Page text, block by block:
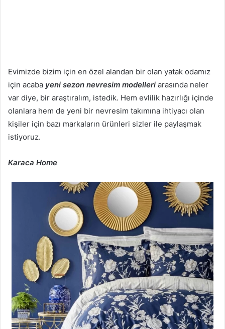
Evimizde bizim için en özel alandan bir olan yatak odamız
için acaba yeni sezon nevresim modelleri arasında neler
var diye, bir araştıralım, istedik. Hem evlilik hazırlığı içinde
olanlara hem de yeni bir nevresim takımına ihtiyacı olan
kişiler için bazı markaların ürünleri sizler ile paylaşmak
istiyoruz.
Karaca Home